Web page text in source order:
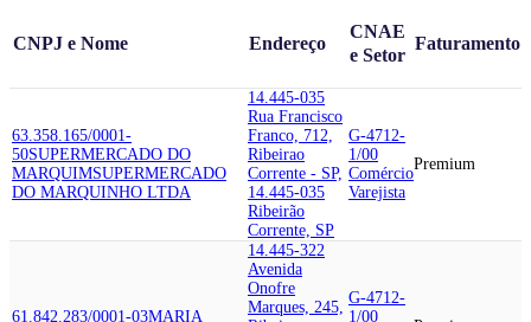
CNPJ e Nome Endereço
CNAE
e Setor
Faturamento
63.358.165/0001-
50SUPERMERCADO DO
MARQUIMSUPERMERCADO
DO MARQUINHO LTDA
14.445-035
Rua Francisco
Franco, 712,
Ribeirao
Corrente - SP,
14.445-035
Ribeirão
Corrente, SP
G-4712-
1/00
Comércio
Varejista
Premium
61.842.283/0001-03MARIA
14.445-322
Avenida
Onofre
Marques, 245,
G-4712-
1/00